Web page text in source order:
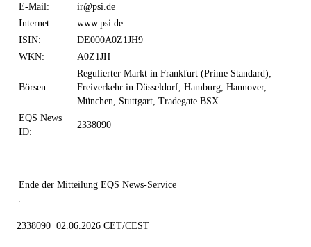
E-Mail:
ir@psi.de
Internet:
www.psi.de
ISIN:
DE000A0Z1JH9
WKN:
A0Z1JH
Börsen:
Regulierter Markt in Frankfurt (Prime Standard);
Freiverkehr in Düsseldorf, Hamburg, Hannover,
München, Stuttgart, Tradegate BSX
EQS News
ID:
2338090
Ende der Mitteilung EQS News-Service
2338090 02.06.2026 CET/CEST